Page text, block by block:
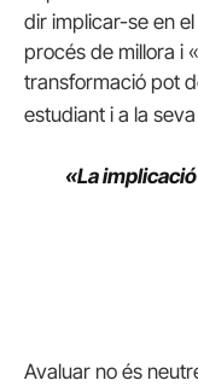
dir implicar-se en
procés de millora i
transformació pot
estudiant i a la
«La
Avaluar no és